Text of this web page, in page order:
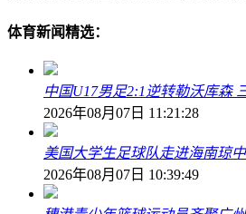
体育新闻精选：
中国U17男足2:1逆转勒沃库森
2026年08月07日 11:21:28
美国大学生足球队走进海南琼
2026年08月07日 10:39:49